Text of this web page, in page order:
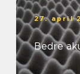
27. april
Bedre